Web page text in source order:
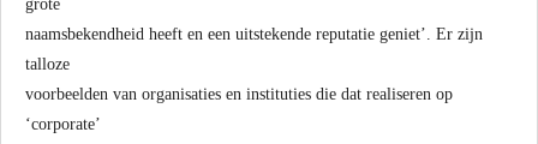
grote
naamsbekendheid heeft en een uitstekende reputatie geniet’. Er zijn
talloze
voorbeelden van organisaties en instituties die dat realiseren op
‘corporate’